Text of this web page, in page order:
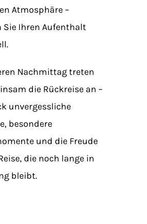
Atmosphäre –
Sie Ihren Aufenthalt
Nachmittag treten
die Rückreise an –
unvergessliche
besondere
und die Freude
die noch lange in
bleibt.